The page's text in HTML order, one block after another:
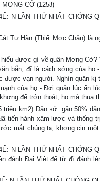
CỞ (1258)
N LẦN THỨ NHẤT
Tư Hãn (Thiết Mợc Chân)
được gì về quân Mơng
bắn, đĩ là cách sớng của
được vạn người. Nghìn quân
của họ - Đợi quân lúc ẩn
để trớn thoát, họ mà thua
triệu km2) Dân sớ: gần 50%
tiến hành xâm lược và thống
mắt chúng ta, khơng cịn
N LẦN THỨ NHẤT
đánh Đại Việt để từ đĩ đánh